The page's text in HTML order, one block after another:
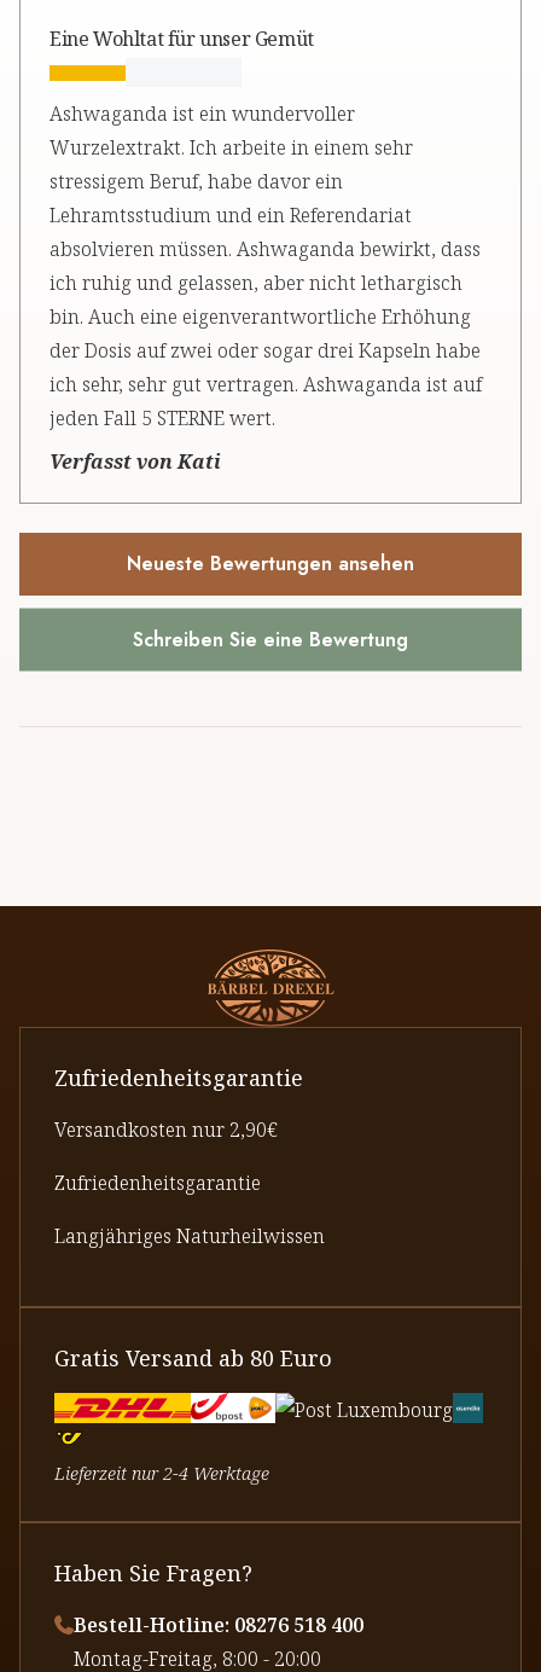
Eine Wohltat für unser Gemüt
Ashwaganda ist ein wundervoller
Wurzelextrakt. Ich arbeite in einem sehr
stressigem Beruf, habe davor ein
Lehramtsstudium und ein Referendariat
absolvieren müssen. Ashwaganda bewirkt, dass
ich ruhig und gelassen, aber nicht lethargisch
bin. Auch eine eigenverantwortliche Erhöhung
der Dosis auf zwei oder sogar drei Kapseln habe
ich sehr, sehr gut vertragen. Ashwaganda ist auf
jeden Fall 5 STERNE wert.
Verfasst von Kati
Neueste Bewertungen ansehen
Schreiben Sie eine Bewertung
Zufriedenheitsgarantie
Versandkosten nur 2,90€
Zufriedenheitsgarantie
Langjähriges Naturheilwissen
Gratis Versand ab 80 Euro
Lieferzeit nur 2-4 Werktage
Haben Sie Fragen?
Bestell-Hotline: 08276 518 400
⁠Montag-Freitag, 8:00 - 20:00